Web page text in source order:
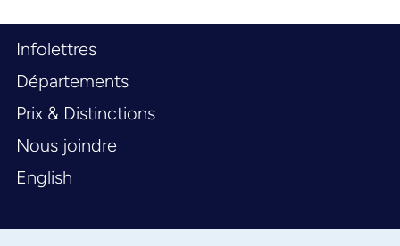
Infolettres
Départements
Prix & Distinctions
Nous joindre
English